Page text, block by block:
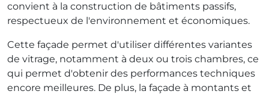
convient à la construction de bâtiments passifs,
respectueux de l'environnement et économiques.
Cette façade permet d'utiliser différentes variantes
de vitrage, notamment à deux ou trois chambres, ce
qui permet d'obtenir des performances techniques
encore meilleures. De plus, la façade à montants et